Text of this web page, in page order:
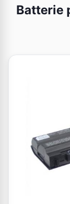
Batterie